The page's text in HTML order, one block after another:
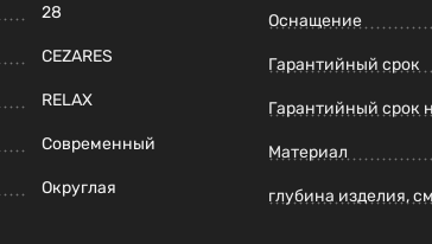
28
CEZARES
RELAX
Современный
Округлая
Оснащение
Гарантийный срок
Гарантийный срок
Материал
глубина изделия, см